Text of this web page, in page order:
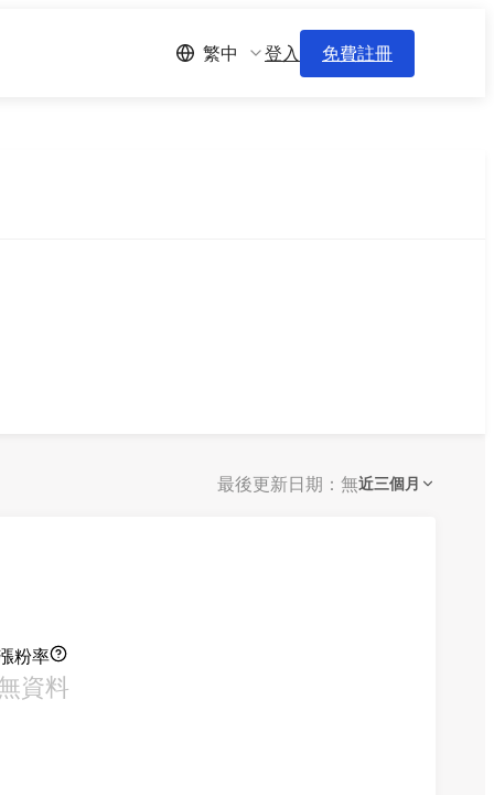
繁中 登入 免費註冊
最後更新日期：無近三個月
粉率
資料